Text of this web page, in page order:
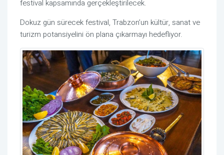
festival kapsamında gerçekleştirilecek.
Dokuz gün sürecek festival, Trabzon’un kültür, sanat ve
turizm potansiyelini ön plana çıkarmayı hedefliyor.